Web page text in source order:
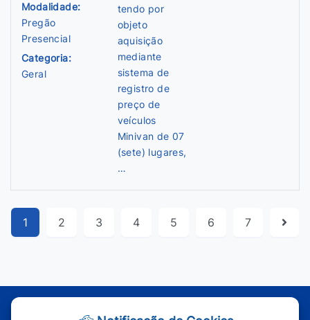
Modalidade:
Pregão
Presencial
Categoria:
Geral
tendo por
objeto
aquisição
mediante
sistema de
registro de
preço de
veículos
Minivan de 07
(sete) lugares,
…
1 2 3 4 5 6 7
Atendimento - Segunda à Sexta | Das 7h às 11h e das 13h às 17h